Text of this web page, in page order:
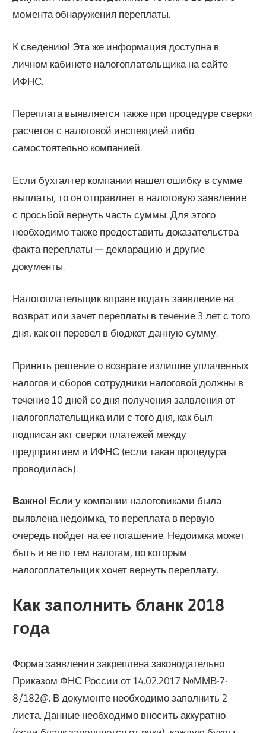
момента обнаружения переплаты.
К сведению! Эта же информация доступна в
личном кабинете налогоплательщика на сайте
ИФНС.
Переплата выявляется также при процедуре сверки
расчетов с налоговой инспекцией либо
самостоятельно компанией.
Если бухгалтер компании нашел ошибку в сумме
выплаты, то он отправляет в налоговую заявление
с просьбой вернуть часть суммы. Для этого
необходимо также предоставить доказательства
факта переплаты — декларацию и другие
документы.
Налогоплательщик вправе подать заявление на
возврат или зачет переплаты в течение 3 лет с того
дня, как он перевел в бюджет данную сумму.
Принять решение о возврате излишне уплаченных
налогов и сборов сотрудники налоговой должны в
течение 10 дней со дня получения заявления от
налогоплательщика или с того дня, как был
подписан акт сверки платежей между
предприятием и ИФНС (если такая процедура
проводилась).
Важно! Если у компании налоговиками была
выявлена недоимка, то переплата в первую
очередь пойдет на ее погашение. Недоимка может
быть и не по тем налогам, по которым
налогоплательщик хочет вернуть переплату.
Как заполнить бланк 2018
года
Форма заявления закреплена законодательно
Приказом ФНС России от 14.02.2017 №ММВ-7-
8/182@. В документе необходимо заполнить 2
листа. Данные необходимо вносить аккуратно